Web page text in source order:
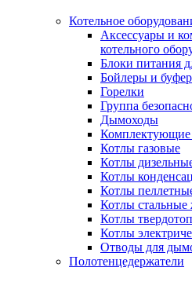
Котельное
Аксессуары и
котельного
Блоки питания
Бойлеры и
Горелки
Группа
Дымоходы
Комплектующие
Котлы газовые
Котлы
Котлы
Котлы
Котлы стальные
Котлы
Котлы
Отводы для
Полотенцедержатели